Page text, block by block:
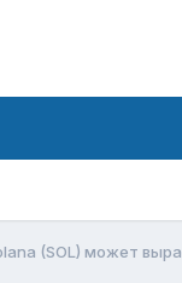
(SOL) может